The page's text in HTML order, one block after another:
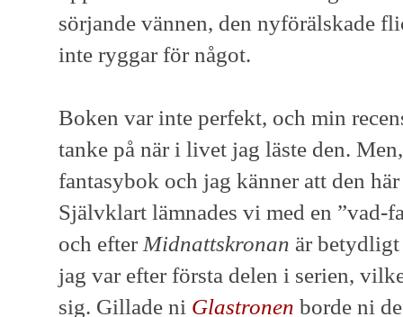
sörjande vännen, den nyförälskade
inte ryggar för något.
Boken var inte perfekt, och min
tanke på när i livet jag läste den.
fantasybok och jag känner att den
Självklart lämnades vi med en ”vad-
och efterMidnattskronan är betydligt
jag var efter första delen i serien,
sig. Gillade ni Glastronen borde ni